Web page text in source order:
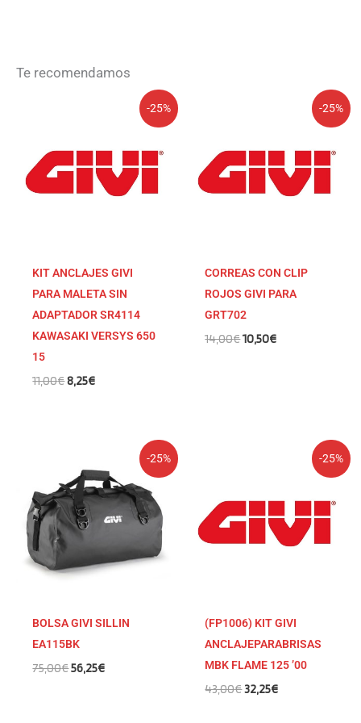
Te recomendamos
-25%
KIT ANCLAJES GIVI
PARA MALETA SIN
ADAPTADOR SR4114
KAWASAKI VERSYS 650
15
11,00€
era:
11,00€.
8,25€
es:
8,25€.
-25%
CORREAS CON CLIP
ROJOS GIVI PARA
GRT702
14,00€
era:
14,00€.
10,50€
es:
10,50€.
-25%
BOLSA GIVI SILLIN
EA115BK
75,00€
precio
original
era:
75,00€.
56,25€
precio
actual
es:
56,25€.
-25%
(FP1006) KIT GIVI
ANCLAJEPARABRISAS
MBK FLAME 125 ’00
43,00€
era:
43,00€.
32,25€
es:
32,25€.